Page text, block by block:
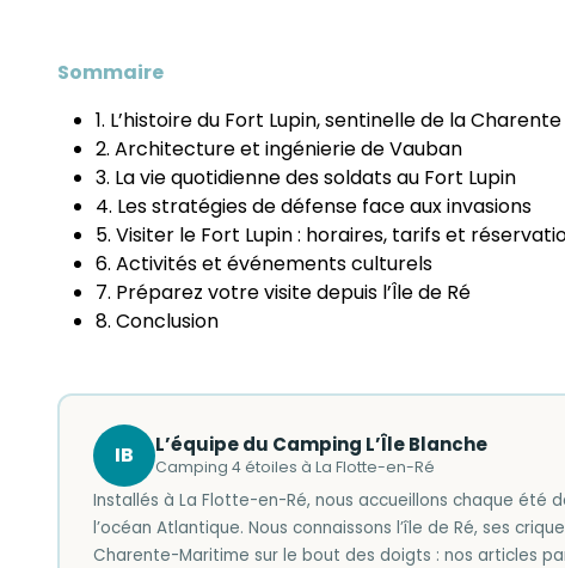
Sommaire
1. L’histoire du Fort Lupin, sentinelle de la Charente
2. Architecture et ingénierie de Vauban
3. La vie quotidienne des soldats au Fort Lupin
4. Les stratégies de défense face aux invasions
5. Visiter le Fort Lupin : horaires, tarifs et
6. Activités et événements culturels
7. Préparez votre visite depuis l’Île de Ré
8. Conclusion
IB L’équipe du Camping L’Île Blanche
Camping 4 étoiles à La Flotte-en-Ré
Installés à La Flotte-en-Ré, nous accueillons chaque été
l’océan Atlantique. Nous connaissons l’île de Ré, ses
Charente-Maritime sur le bout des doigts : nos articles